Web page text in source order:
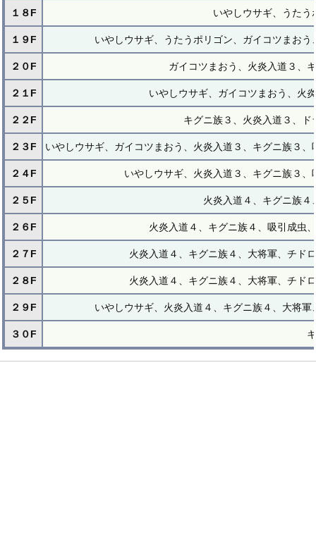
１８F いやしウサギ、うた
１９F いやしウサギ、うたうポリゴン、ガイコツまお
２０F ガイコツまおう、火炎入道３、
２１F いやしウサギ、ガイコツまおう、火
２２F キグニ族３、火炎入道３、
２３F いやしウサギ、ガイコツまおう、火炎入道３、キグニ族３
２４F いやしウサギ、火炎入道３、キグニ族３
２５F 火炎入道４、キグニ族
２６F 火炎入道４、キグニ族４、吸引成虫
２７F 火炎入道４、キグニ族４、大将軍、チド
２８F 火炎入道４、キグニ族４、大将軍、チド
２９F いやしウサギ、火炎入道４、キグニ族４、大将
３０F